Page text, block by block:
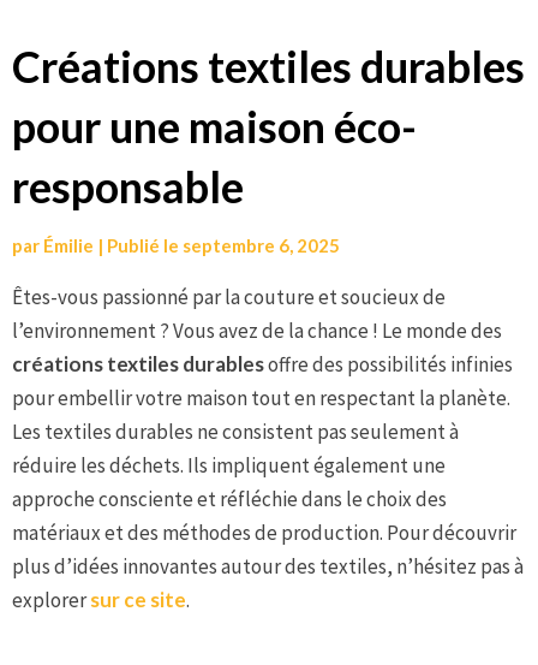
Aller
au
contenu
Créations textiles durables
pour une maison éco-
responsable
par Émilie | Publié le septembre 6, 2025
Êtes-vous passionné par la couture et soucieux de
l’environnement ? Vous avez de la chance ! Le monde des
créations textiles durablesoffre des possibilités infinies
pour embellir votre maison tout en respectant la planète.
Les textiles durables ne consistent pas seulement à
réduire les déchets. Ils impliquent également une
approche consciente et réfléchie dans le choix des
matériaux et des méthodes de production. Pour découvrir
plus d’idées innovantes autour des textiles, n’hésitez pas à
explorersur ce site.